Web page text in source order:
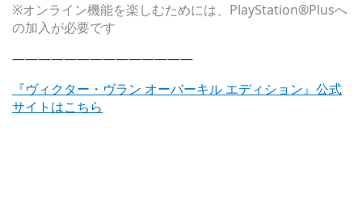
※オンライン機能を楽しむためには、PlayStation®Plusへ
の加入が必要です
——————————————
『ヴィクター・ヴラン オーバーキル エディション』公式
サイトはこちら